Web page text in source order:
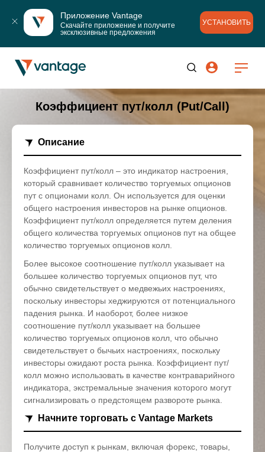
Приложение Vantage
Скачайте приложение и получите
эксклюзивные предложения
УСТАНОВИТЬ
Коэффициент пут/колл (Put/Call)
Описание
Коэффициент пут/колл – это индикатор настроения,
который сравнивает количество торгуемых опционов
пут с опционами колл. Он используется для оценки
общего настроения инвесторов на рынке опционов.
Коэффициент пут/колл определяется путем деления
общего количества торгуемых опционов пут на общее
количество торгуемых опционов колл.
Более высокое соотношение пут/колл указывает на
большее количество торгуемых опционов пут, что
обычно свидетельствует о медвежьих настроениях,
поскольку инвесторы хеджируются от потенциального
падения рынка. И наоборот, более низкое
соотношение пут/колл указывает на большее
количество торгуемых опционов колл, что обычно
свидетельствует о бычьих настроениях, поскольку
инвесторы ожидают роста рынка. Коэффициент пут/
колл можно использовать в качестве контраварийного
индикатора, экстремальные значения которого могут
сигнализировать о предстоящем развороте рынка.
Начните торговать с Vantage Markets
Получите доступ к рынкам, включая форекс, товары,